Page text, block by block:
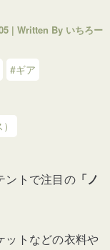
| Written By いちろー
#ギア
ントで注目の「ノ
ットなどの衣料や